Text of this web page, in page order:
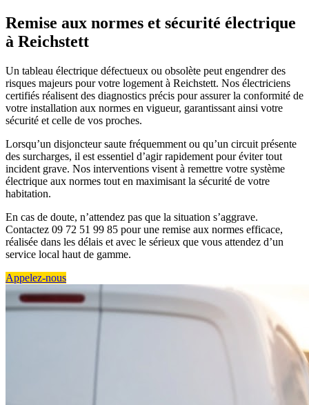
Remise aux normes et sécurité électrique
à Reichstett
Un tableau électrique défectueux ou obsolète peut engendrer des
risques majeurs pour votre logement à Reichstett. Nos électriciens
certifiés réalisent des diagnostics précis pour assurer la conformité de
votre installation aux normes en vigueur, garantissant ainsi votre
sécurité et celle de vos proches.
Lorsqu’un disjoncteur saute fréquemment ou qu’un circuit présente
des surcharges, il est essentiel d’agir rapidement pour éviter tout
incident grave. Nos interventions visent à remettre votre système
électrique aux normes tout en maximisant la sécurité de votre
habitation.
En cas de doute, n’attendez pas que la situation s’aggrave.
Contactez 09 72 51 99 85 pour une remise aux normes efficace,
réalisée dans les délais et avec le sérieux que vous attendez d’un
service local haut de gamme.
Appelez-nous